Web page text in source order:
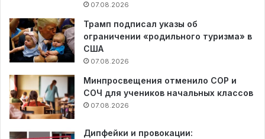
07.08.2026
Трамп подписал указы об
ограничении «родильного туризма» в
США
07.08.2026
Минпросвещения отменило СОР и
СОЧ для учеников начальных классов
07.08.2026
Дипфейки и провокации: